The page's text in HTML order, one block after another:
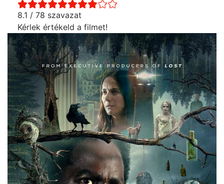
8.1 / 78 szavazat
Kérlek értékeld a filmet!